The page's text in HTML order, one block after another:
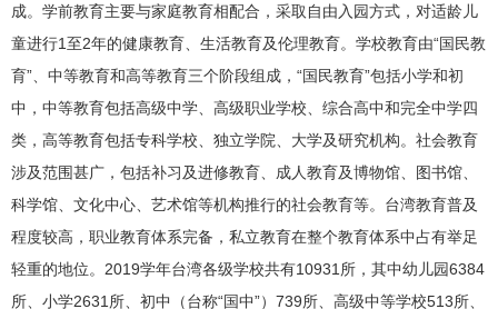
成。学前教育主要与家庭教育相配合，采取自由入园方式，对适龄儿
童进行1至2年的健康教育、生活教育及伦理教育。学校教育由“国民教
育”、中等教育和高等教育三个阶段组成，“国民教育”包括小学和初
中，中等教育包括高级中学、高级职业学校、综合高中和完全中学四
类，高等教育包括专科学校、独立学院、大学及研究机构。社会教育
涉及范围甚广，包括补习及进修教育、成人教育及博物馆、图书馆、
科学馆、文化中心、艺术馆等机构推行的社会教育等。台湾教育普及
程度较高，职业教育体系完备，私立教育在整个教育体系中占有举足
轻重的地位。2019学年台湾各级学校共有10931所，其中幼儿园6384
所、小学2631所、初中（台称“国中”）739所、高级中等学校513所、